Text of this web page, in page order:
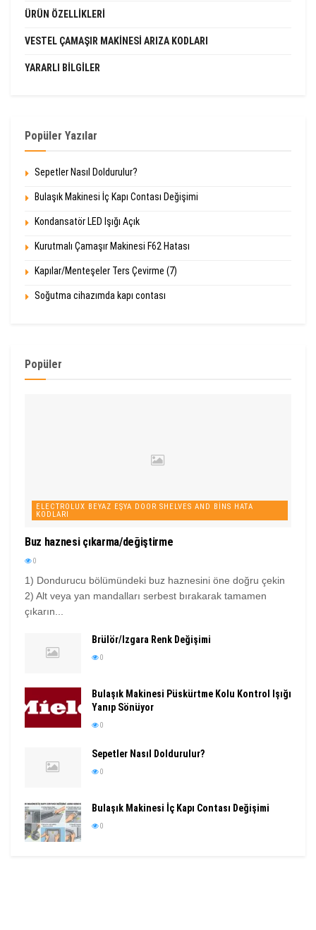
ÜRÜN ÖZELLIKLERI
VESTEL ÇAMAŞIR MAKINESI ARIZA KODLARI
YARARLI BILGILER
Popüler Yazılar
Sepetler Nasıl Doldurulur?
Bulaşık Makinesi İç Kapı Contası Değişimi
Kondansatör LED Işığı Açık
Kurutmalı Çamaşır Makinesi F62 Hatası
Kapılar/Menteşeler Ters Çevirme (7)
Soğutma cihazımda kapı contası
Popüler
ELECTROLUX BEYAZ EŞYA DOOR SHELVES AND BINS HATA
KODLARI
Buz haznesi çıkarma/değiştirme
0
1) Dondurucu bölümündeki buz haznesini öne doğru çekin
2) Alt veya yan mandalları serbest bırakarak tamamen
çıkarın...
Brülör/Izgara Renk Değişimi
0
Bulaşık Makinesi Püskürtme Kolu Kontrol Işığı
Yanıp Sönüyor
0
Sepetler Nasıl Doldurulur?
0
Bulaşık Makinesi İç Kapı Contası Değişimi
0